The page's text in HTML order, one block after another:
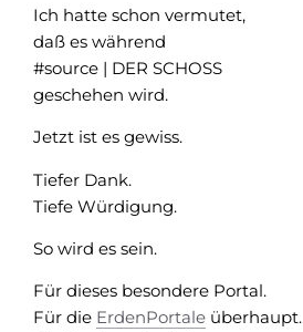
Ich hatte schon vermutet,
daß es während
#source | DER SCHOSS
geschehen wird.
Jetzt ist es gewiss.
Tiefer Dank.
Tiefe Würdigung.
So wird es sein.
Für dieses besondere Portal.
Für die ErdenPortale überhaupt.